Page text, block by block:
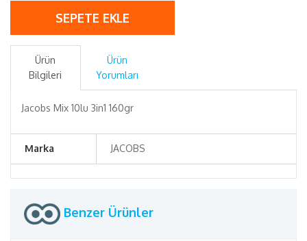
SEPETE EKLE
Ürün
Bilgileri
Ürün
Yorumları
Jacobs Mix 10lu 3in1 160gr
Marka JACOBS
Benzer Ürünler